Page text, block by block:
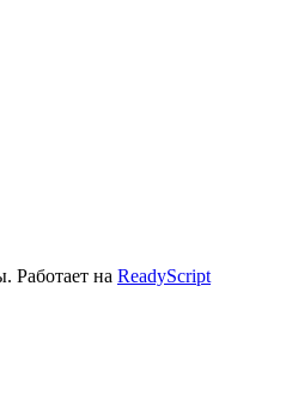
Работает на ReadyScript